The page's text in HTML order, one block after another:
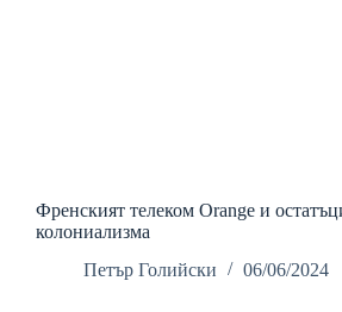
Френският телеком Orange и
колониализма
Петър Голийски
06/06/2024